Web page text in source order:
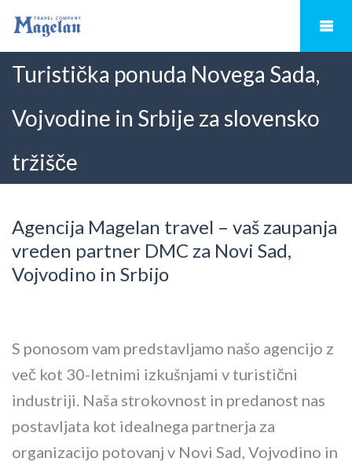
Turistička ponuda Novega Sada,
Vojvodine in Srbije za slovensko
tržišče
Agencija Magelan travel – vaš zaupanja
vreden partner DMC za Novi Sad,
Vojvodino in Srbijo
S ponosom vam predstavljamo našo agencijo z
več kot 30-letnimi izkušnjami v turistični
industriji. Naša strokovnost in predanost nas
postavljata kot idealnega partnerja za
organizacijo potovanj v Novi Sad, Vojvodino in